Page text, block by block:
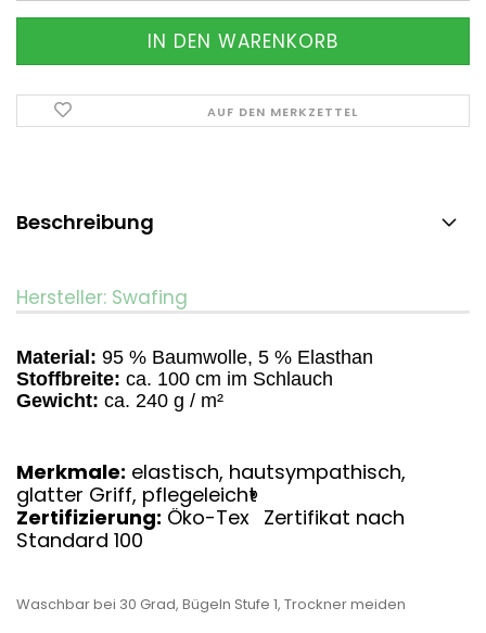
AUF DEN MERKZETTEL
Beschreibung
Hersteller: Swafing
Material: 95 % Baumwolle, 5 % Elasthan
Stoffbreite: ca. 100 cm im Schlauch
Gewicht: ca. 240 g / m²
Merkmale: elastisch, hautsympathisch,
glatter Griff, pflegeleicht
Zertifizierung: Öko-Tex
®
Zertifikat nach
Standard 100
Waschbar bei 30 Grad, Bügeln Stufe 1, Trockner meiden